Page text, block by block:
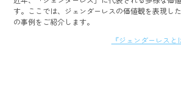
す。ここでは、ジェンダーレスの価値観を表現し
の事例をご紹介します。
『ジェンダーレス